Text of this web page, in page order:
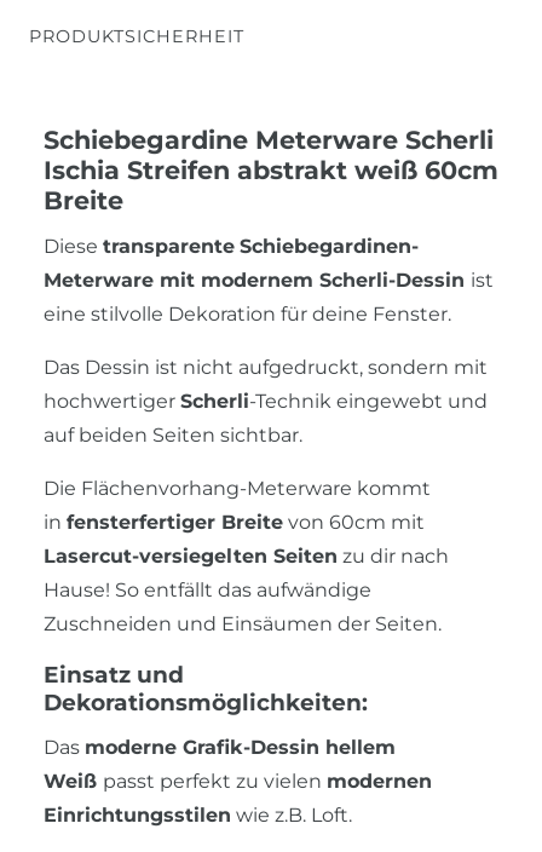
PRODUKTSICHERHEIT
Schiebegardine Meterware Scherli
Ischia Streifen abstrakt weiß 60cm
Breite
Diese transparente Schiebegardinen-
Meterware mit modernem Scherli-Dessin ist
eine stilvolle Dekoration für deine Fenster.
Das Dessin ist nicht aufgedruckt, sondern mit
hochwertiger Scherli-Technik eingewebt und
auf beiden Seiten sichtbar.
Die Flächenvorhang-Meterware kommt
in fensterfertiger Breite von 60cm mit
Lasercut-versiegelten Seiten zu dir nach
Hause! So entfällt das aufwändige
Zuschneiden und Einsäumen der Seiten.
Einsatz und
Dekorationsmöglichkeiten:
Das moderne Grafik-Dessin hellem
Weiß passt perfekt zu vielen modernen
Einrichtungsstilen wie z.B. Loft.